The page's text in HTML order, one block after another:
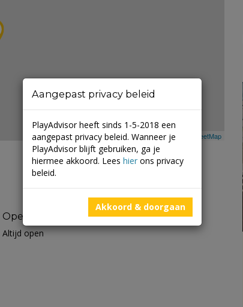
Leaflet | ©Mapbox © OpenStreetMap
Openingstijden
Altijd open
Aangepast privacy beleid
PlayAdvisor heeft sinds 1-5-2018 een
aangepast privacy beleid. Wanneer je
PlayAdvisor blijft gebruiken, ga je
hiermee akkoord. Lees hier ons privacy
beleid.
Akkoord & doorgaan